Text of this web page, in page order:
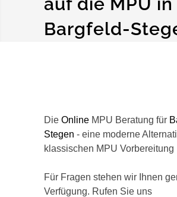
Bargfeld-
Die Online MPU Beratung für
Stegen - eine moderne
klassischen MPU Vorbereitung
Für Fragen stehen wir Ihnen
Verfügung. Rufen Sie uns